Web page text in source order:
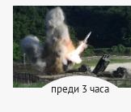
преди 3 часа